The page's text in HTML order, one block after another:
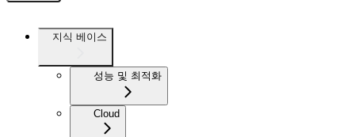
지식 베이스
성능 및 최적화
Cloud